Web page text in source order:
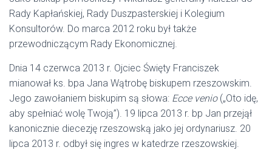
Rady Kapłańskiej, Rady Duszpasterskiej i Kolegium
Konsultorów. Do marca 2012 roku był także
przewodniczącym Rady Ekonomicznej.
Dnia 14 czerwca 2013 r. Ojciec Święty Franciszek
mianował ks. bpa Jana Wątrobę biskupem rzeszowskim.
Jego zawołaniem biskupim są słowa: Ecce venio („Oto idę,
aby spełniać wolę Twoją”). 19 lipca 2013 r. bp Jan przejął
kanonicznie diecezję rzeszowską jako jej ordynariusz. 20
lipca 2013 r. odbył się ingres w katedrze rzeszowskiej.